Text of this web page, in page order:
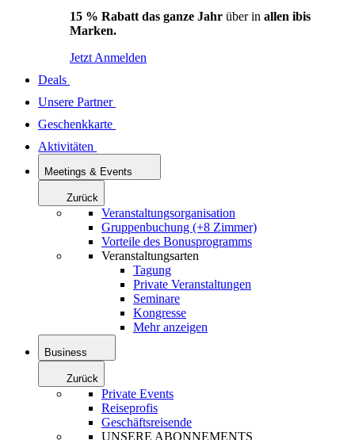
15 % Rabatt das ganze Jahr über in allen ibis
Marken.
Jetzt Anmelden
Deals
Unsere Partner
Geschenkkarte
Aktivitäten
Meetings & Events
Zurück
Veranstaltungsorganisation
Gruppenbuchung (+8 Zimmer)
Vorteile des Bonusprogramms
Veranstaltungsarten
Tagung
Private Veranstaltungen
Seminare
Kongresse
Mehr anzeigen
Business
Zurück
Private Events
Reiseprofis
Geschäftsreisende
UNSERE ABONNEMENTS